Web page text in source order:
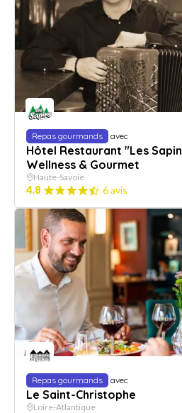
Repas gourmands avec
Hôtel Restaurant "Les
Wellness & Gourmet
Haute-Savoie
4.8 6 avis
Repas gourmands avec
Le Saint-Christophe
Loire-Atlantique